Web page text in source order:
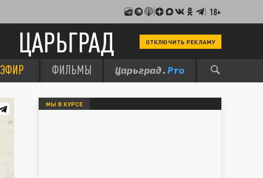
18+
ЦАРЬГРАД ОТКЛЮЧИТЬ РЕКЛАМУ
ЭФИР ФИЛЬМЫ
МЫ В КУРСЕ